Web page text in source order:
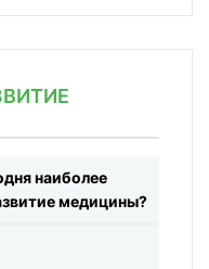
наиболее
медицины?